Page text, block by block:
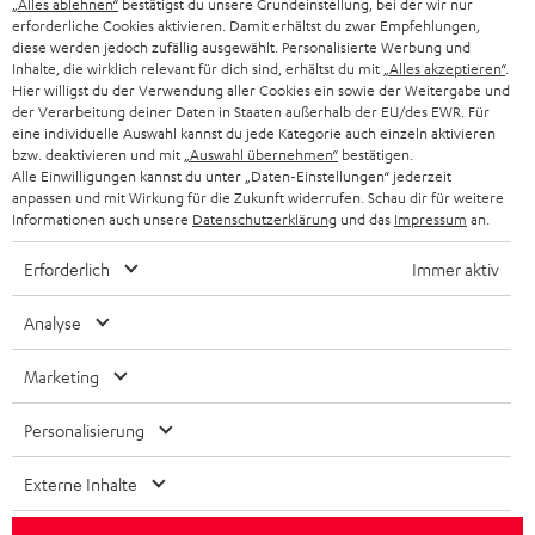
SMART HOME
BLUETOOTH-LAUTSPRECHER
KOPFHÖRER
BLUETOOTH-KOPFHÖRER
STEREOANLAGEN
GESCHÄFTSKUNDEN
PARTNERPROGRAMM
BLOG
NEWSLETTER
DEINE VORTEILE BEI TEUFEL
TEUFEL STORY
UNSER MANAGEMENT
NACHHALTIGKEIT
UNSERE WERTE
ÖSTERREICH
SCHWEIZ
NIEDERLANDE
BELGIEN
FRANKREICH
SPANIEN
Technische Änderungen, Tippfehler und Irrtum vorbehalten. Das auf unseren
Fotos abgebildete Zubehör ist nicht im Lieferumfang enthalten. Etwaige
Entsorgungsgebühren für Batterien sind im Preis inbegriffen.
erforderliche Cookies aktivieren. Damit erhältst du zwar Empfehlungen,
diese werden jedoch zufällig ausgewählt. Personalisierte Werbung und
Inhalte, die wirklich relevant für dich sind, erhältst du mit „Alles akzeptieren“.
Hier willigst du der Verwendung aller Cookies ein sowie der Weitergabe und
der Verarbeitung deiner Daten in Staaten außerhalb der EU/des EWR. Für
eine individuelle Auswahl kannst du jede Kategorie auch einzeln aktivieren
bzw. deaktivieren und mit „Auswahl übernehmen“ bestätigen.
Alle Einwilligungen kannst du unter „Daten-Einstellungen“ jederzeit
anpassen und mit Wirkung für die Zukunft widerrufen. Schau dir für weitere
Informationen auch unsere Datenschutzerklärung und das Impressum an.
Erforderlich Immer aktiv
Analyse
Marketing
Personalisierung
Externe Inhalte